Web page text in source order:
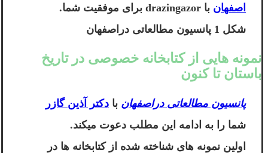
اصفهان با drazingazor برای موفقیت شما.
شکل 1 پانسیون مطالعاتی دراصفهان
نمونه هایی از کتابخانه خصوصی در تاریخ
باستان تا کنون
پانسیون مطالعاتی دراصفهان با دکتر آذین گازر
شما را به ادامه این مطلب دعوت میکند.
اولین نمونه های شناخته شده از کتابخانه ها در